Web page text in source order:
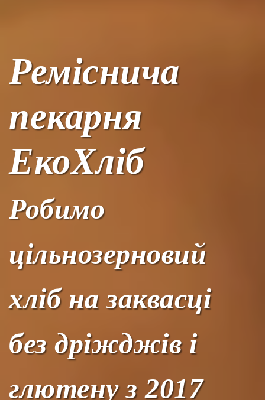
Реміснича
пекарня
ЕкоХліб
Робимо
цільнозерновий
хліб на заквасці
без дріжджів і
глютену з 2017